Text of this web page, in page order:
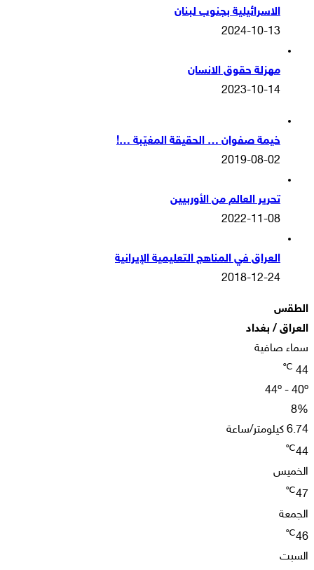
الاسرائيلية بجنوب لبنان
2024-10-13
مهزلة حقوق الانسان
2023-10-14
خيمة صفوان … الحقيقة المغيّبة …!
2019-08-02
تحرير العالم من الأوربيين
2022-11-08
العراق في المناهج التعليمية الإيرانية
2018-12-24
الطقس
العراق / بغداد
سماء صافية
44
℃
44º - 40º
8%
6.74 كيلومتر/ساعة
44
℃
الخميس
47
℃
الجمعة
46
℃
السبت